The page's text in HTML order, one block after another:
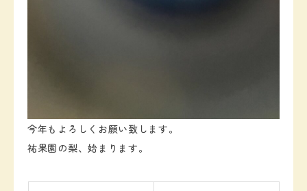
今年もよろしくお願い致します。
祐果園の梨、始まります。